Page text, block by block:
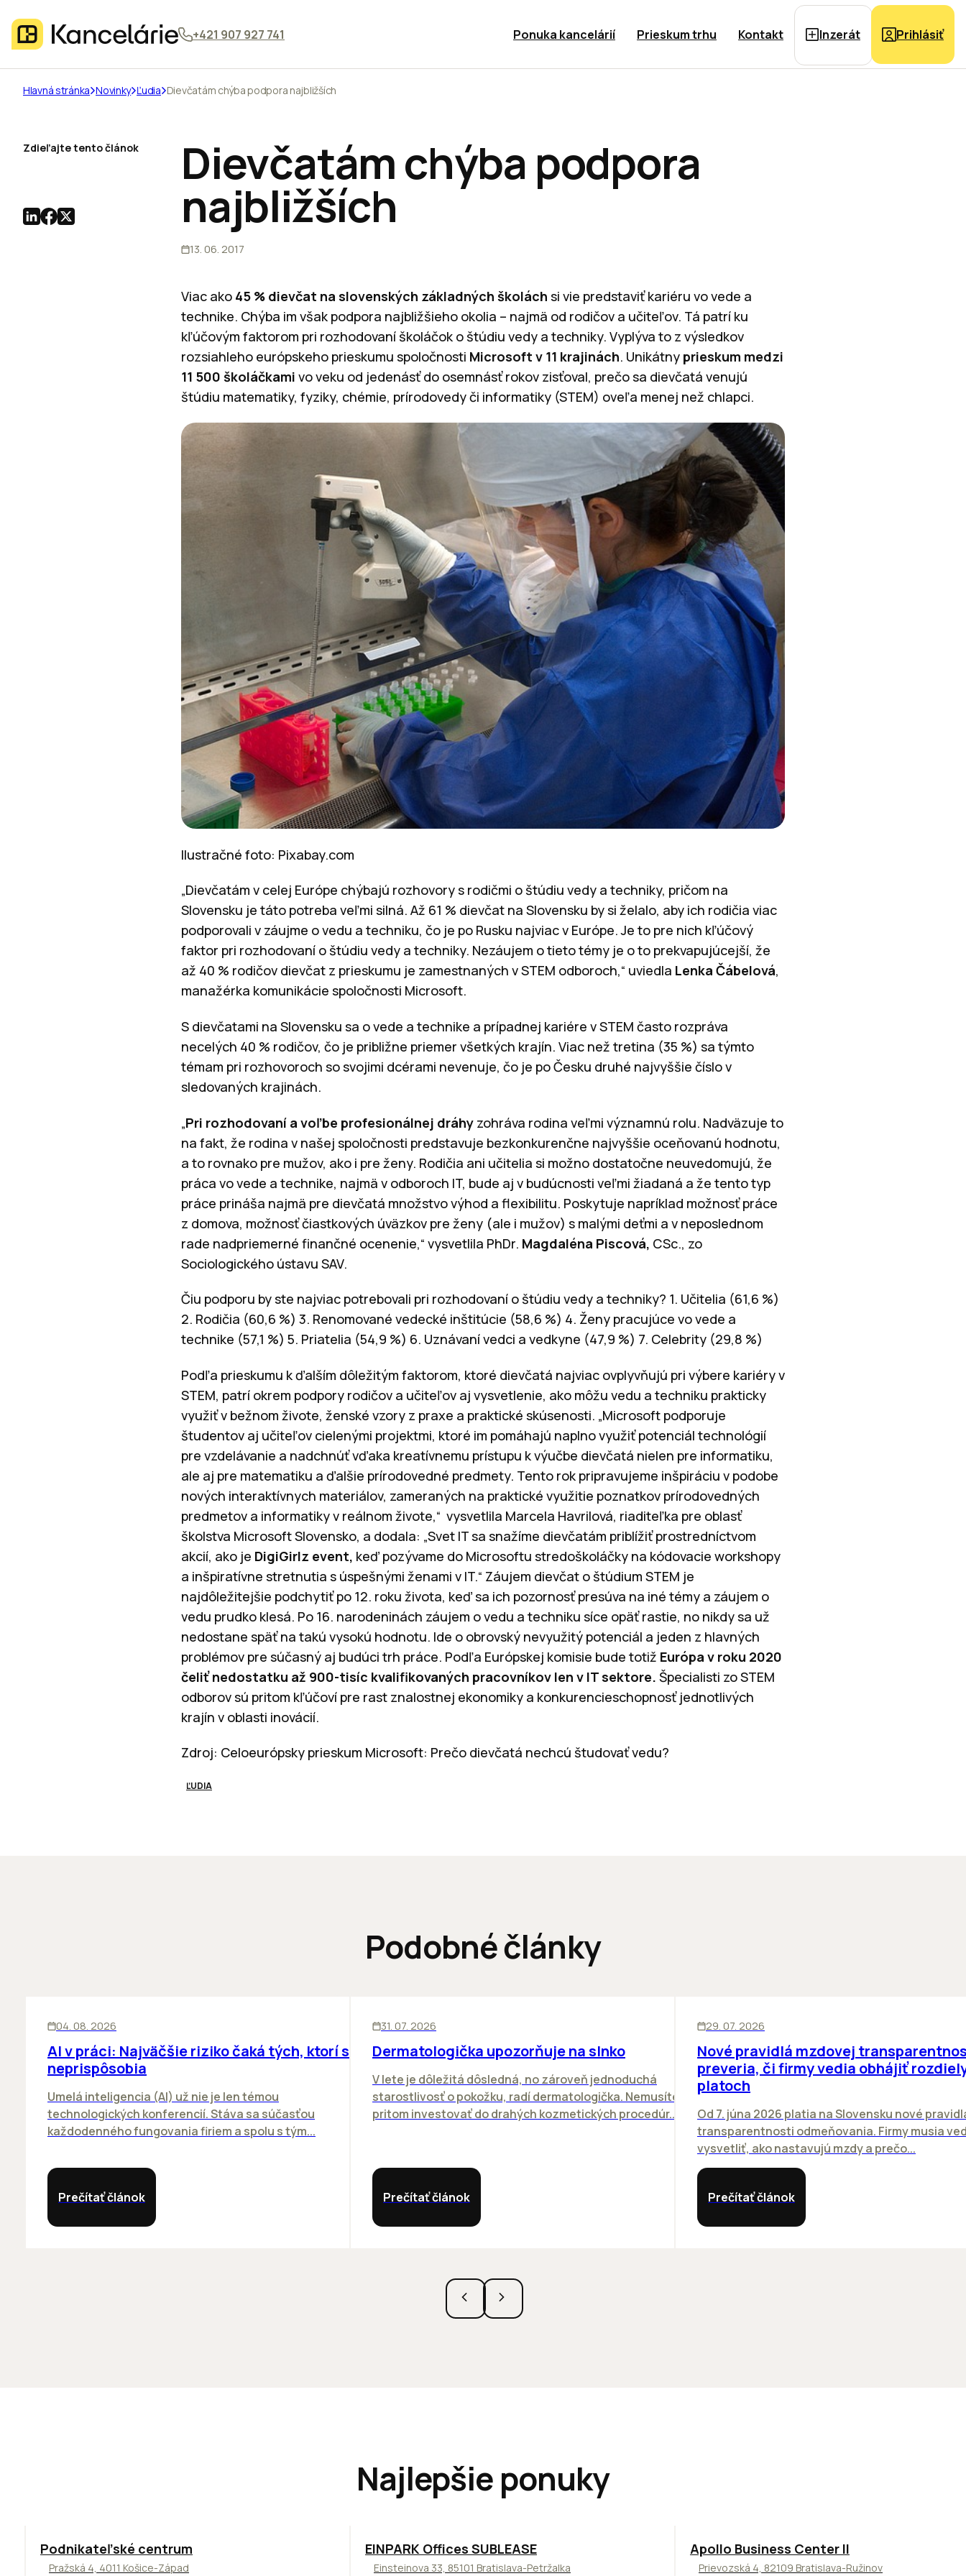
+421 907 927 741 Ponuka kancelárií Prieskum trhu Kontakt Inzerát Prihlásiť
Hlavná stránka Novinky Ľudia Dievčatám chýba podpora najbližších
Dievčatám chýba podpora
najbližších
13. 06. 2017
Viac ako 45 % dievčat na slovenských základných školách si vie predstaviť kariéru vo vede a
technike. Chýba im však podpora najbližšieho okolia – najmä od rodičov a učiteľov. Tá patrí ku
kľúčovým faktorom pri rozhodovaní školáčok o štúdiu vedy a techniky. Vyplýva to z výsledkov
rozsiahleho európskeho prieskumu spoločnosti Microsoft v 11 krajinách. Unikátny prieskum medzi
11 500 školáčkami vo veku od jedenásť do osemnásť rokov zisťoval, prečo sa dievčatá venujú
štúdiu matematiky, fyziky, chémie, prírodovedy či informatiky (STEM) oveľa menej než chlapci.
Ilustračné foto: Pixabay.com
„Dievčatám v celej Európe chýbajú rozhovory s rodičmi o štúdiu vedy a techniky, pričom na
Slovensku je táto potreba veľmi silná. Až 61 % dievčat na Slovensku by si želalo, aby ich rodičia viac
podporovali v záujme o vedu a techniku, čo je po Rusku najviac v Európe. Je to pre nich kľúčový
faktor pri rozhodovaní o štúdiu vedy a techniky. Nezáujem o tieto témy je o to prekvapujúcejší, že
až 40 % rodičov dievčat z prieskumu je zamestnaných v STEM odboroch,“ uviedla Lenka Čábelová,
manažérka komunikácie spoločnosti Microsoft.
S dievčatami na Slovensku sa o vede a technike a prípadnej kariére v STEM často rozpráva
necelých 40 % rodičov, čo je približne priemer všetkých krajín. Viac než tretina (35 %) sa týmto
témam pri rozhovoroch so svojimi dcérami nevenuje, čo je po Česku druhé najvyššie číslo v
sledovaných krajinách.
„Pri rozhodovaní a voľbe profesionálnej dráhy zohráva rodina veľmi významnú rolu. Nadväzuje to
na fakt, že rodina v našej spoločnosti predstavuje bezkonkurenčne najvyššie oceňovanú hodnotu,
a to rovnako pre mužov, ako i pre ženy. Rodičia ani učitelia si možno dostatočne neuvedomujú, že
práca vo vede a technike, najmä v odboroch IT, bude aj v budúcnosti veľmi žiadaná a že tento typ
práce prináša najmä pre dievčatá množstvo výhod a flexibilitu. Poskytuje napríklad možnosť práce
z domova, možnosť čiastkových úväzkov pre ženy (ale i mužov) s malými deťmi a v neposlednom
rade nadpriemerné finančné ocenenie,“ vysvetlila PhDr. Magdaléna Piscová, CSc., zo
Sociologického ústavu SAV.
Čiu podporu by ste najviac potrebovali pri rozhodovaní o štúdiu vedy a techniky? 1. Učitelia (61,6 %)
2. Rodičia (60,6 %) 3. Renomované vedecké inštitúcie (58,6 %) 4. Ženy pracujúce vo vede a
technike (57,1 %) 5. Priatelia (54,9 %) 6. Uznávaní vedci a vedkyne (47,9 %) 7. Celebrity (29,8 %)
Podľa prieskumu k ďalším dôležitým faktorom, ktoré dievčatá najviac ovplyvňujú pri výbere kariéry v
STEM, patrí okrem podpory rodičov a učiteľov aj vysvetlenie, ako môžu vedu a techniku prakticky
využiť v bežnom živote, ženské vzory z praxe a praktické skúsenosti. „Microsoft podporuje
študentov aj učiteľov cielenými projektmi, ktoré im pomáhajú naplno využiť potenciál technológií
pre vzdelávanie a nadchnúť vďaka kreatívnemu prístupu k výučbe dievčatá nielen pre informatiku,
ale aj pre matematiku a ďalšie prírodovedné predmety. Tento rok pripravujeme inšpiráciu v podobe
nových interaktívnych materiálov, zameraných na praktické využitie poznatkov prírodovedných
predmetov a informatiky v reálnom živote,“ vysvetlila Marcela Havrilová, riaditeľka pre oblasť
školstva Microsoft Slovensko, a dodala: „Svet IT sa snažíme dievčatám priblížiť prostredníctvom
akcií, ako je DigiGirlz event, keď pozývame do Microsoftu stredoškoláčky na kódovacie workshopy
a inšpiratívne stretnutia s úspešnými ženami v IT.“ Záujem dievčat o štúdium STEM je
najdôležitejšie podchytiť po 12. roku života, keď sa ich pozornosť presúva na iné témy a záujem o
vedu prudko klesá. Po 16. narodeninách záujem o vedu a techniku síce opäť rastie, no nikdy sa už
nedostane späť na takú vysokú hodnotu. Ide o obrovský nevyužitý potenciál a jeden z hlavných
problémov pre súčasný aj budúci trh práce. Podľa Európskej komisie bude totiž Európa v roku 2020
čeliť nedostatku až 900-tisíc kvalifikovaných pracovníkov len v IT sektore. Špecialisti zo STEM
odborov sú pritom kľúčoví pre rast znalostnej ekonomiky a konkurencieschopnosť jednotlivých
krajín v oblasti inovácií.
Zdroj: Celoeurópsky prieskum Microsoft: Prečo dievčatá nechcú študovať vedu?
ĽUDIA
Zdieľajte tento článok
Podobné články
04. 08. 2026
AI v práci: Najväčšie riziko čaká tých, ktorí sa
neprispôsobia
Umelá inteligencia (AI) už nie je len témou
technologických konferencií. Stáva sa súčasťou
každodenného fungovania firiem a spolu s tým...
Prečítať článok
31. 07. 2026
Dermatologička upozorňuje na slnko
V lete je dôležitá dôsledná, no zároveň jednoduchá
starostlivosť o pokožku, radí dermatologička. Nemusíte
pritom investovať do drahých kozmetických procedúr...
Prečítať článok
29. 07. 2026
Nové pravidlá mzdovej
preveria, či firmy vedia obhájiť
platoch
Od 7. júna 2026 platia na Slovensku nové
transparentnosti odmeňovania. Firmy musia
vysvetliť, ako nastavujú mzdy a prečo...
Prečítať článok
Najlepšie ponuky
ODPORÚČAME
Podnikateľské centrum
Pražská 4, 4011 Košice-Západ
TOP ODPORÚČAME
EINPARK Offices SUBLEASE
Einsteinova 33, 85101 Bratislava-Petržalka
TOP NOVINKA ODPORÚČAME
Apollo Business Center II
Prievozská 4, 82109 Bratislava-Ružinov